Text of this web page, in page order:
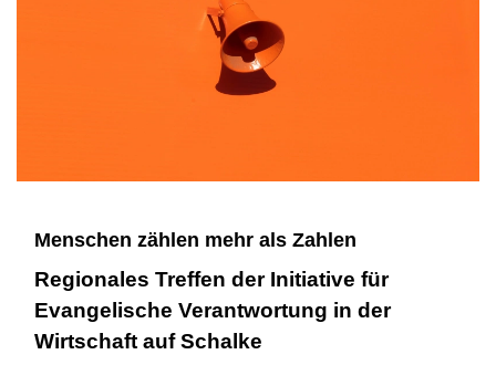
Menschen zählen mehr als Zahlen
Regionales Treffen der Initiative für
Evangelische Verantwortung in der
Wirtschaft auf Schalke